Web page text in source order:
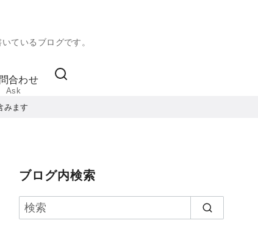
ているブログです。
合わせ
Ask
みます
ブログ内検索